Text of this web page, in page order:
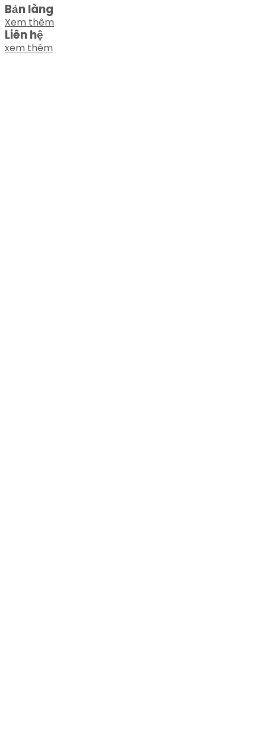
Bản làng
Xem thêm
Liên hệ
xem thêm